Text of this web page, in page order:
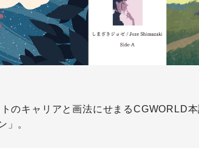
のキャリアと画法にせまるCGWORLD
」。